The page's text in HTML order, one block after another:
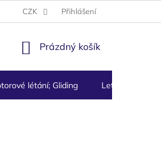
OSOBNÍCH ÚDAJŮ
CZK Přihlášení
NÁKUPNÍ
Prázdný košík
létání; Gliding
Letecké